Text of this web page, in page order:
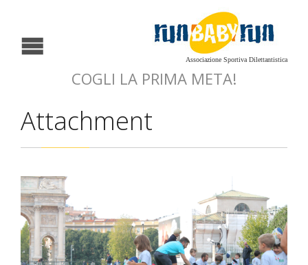
Associazione Sportiva Dilettantistica
COGLI LA PRIMA META!
Attachment